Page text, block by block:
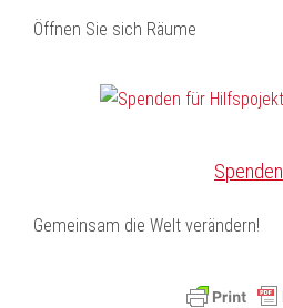
Öffnen Sie sich Räume
Spenden
Gemeinsam die Welt verändern!